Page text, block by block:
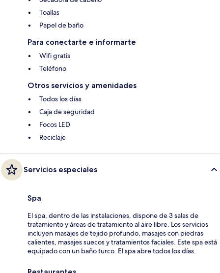
Toallas
Papel de baño
Para conectarte e informarte
Wifi gratis
Teléfono
Otros servicios y amenidades
Todos los días
Caja de seguridad
Focos LED
Reciclaje
Servicios especiales
Spa
El spa, dentro de las instalaciones, dispone de 3 salas de
tratamiento y áreas de tratamiento al aire libre. Los servicios
incluyen masajes de tejido profundo, masajes con piedras
calientes, masajes suecos y tratamientos faciales. Este spa está
equipado con un baño turco. El spa abre todos los días.